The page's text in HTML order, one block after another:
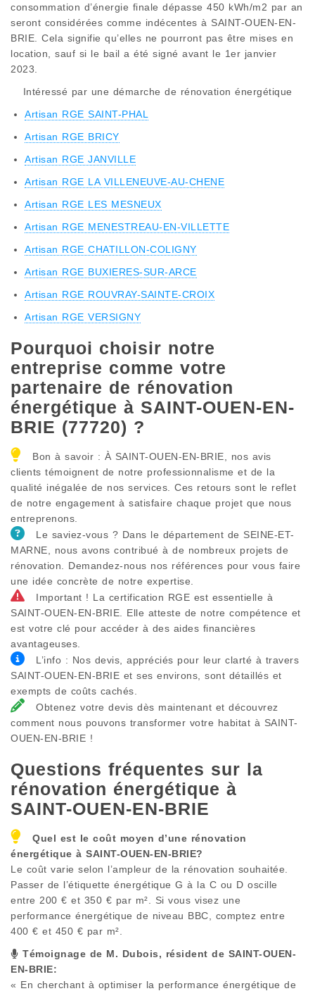
consommation d’énergie finale dépasse 450 kWh/m2 par an
seront considérées comme indécentes à SAINT-OUEN-EN-
BRIE. Cela signifie qu’elles ne pourront pas être mises en
location, sauf si le bail a été signé avant le 1er janvier
2023.
Intéressé par une démarche de rénovation énergétique
Artisan RGE SAINT-PHAL
Artisan RGE BRICY
Artisan RGE JANVILLE
Artisan RGE LA VILLENEUVE-AU-CHENE
Artisan RGE LES MESNEUX
Artisan RGE MENESTREAU-EN-VILLETTE
Artisan RGE CHATILLON-COLIGNY
Artisan RGE BUXIERES-SUR-ARCE
Artisan RGE ROUVRAY-SAINTE-CROIX
Artisan RGE VERSIGNY
Pourquoi choisir notre
entreprise comme votre
partenaire de rénovation
énergétique à SAINT-OUEN-EN-
BRIE (77720) ?
Bon à savoir : À SAINT-OUEN-EN-BRIE, nos avis
clients témoignent de notre professionnalisme et de la
qualité inégalée de nos services. Ces retours sont le reflet
de notre engagement à satisfaire chaque projet que nous
entreprenons.
Le saviez-vous ? Dans le département de SEINE-ET-
MARNE, nous avons contribué à de nombreux projets de
rénovation. Demandez-nous nos références pour vous faire
une idée concrète de notre expertise.
Important ! La certification RGE est essentielle à
SAINT-OUEN-EN-BRIE. Elle atteste de notre compétence et
est votre clé pour accéder à des aides financières
avantageuses.
L’info : Nos devis, appréciés pour leur clarté à travers
SAINT-OUEN-EN-BRIE et ses environs, sont détaillés et
exempts de coûts cachés.
Obtenez votre devis dès maintenant et découvrez
comment nous pouvons transformer votre habitat à SAINT-
OUEN-EN-BRIE !
Questions fréquentes sur la
rénovation énergétique à
SAINT-OUEN-EN-BRIE
Quel est le coût moyen d’une rénovation
énergétique à SAINT-OUEN-EN-BRIE?
Le coût varie selon l’ampleur de la rénovation souhaitée.
Passer de l’étiquette énergétique G à la C ou D oscille
entre 200 € et 350 € par m². Si vous visez une
performance énergétique de niveau BBC, comptez entre
400 € et 450 € par m².
Témoignage de M. Dubois, résident de SAINT-OUEN-
EN-BRIE:
« En cherchant à optimiser la performance énergétique de